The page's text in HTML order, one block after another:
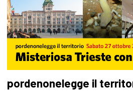
pordenonelegge il